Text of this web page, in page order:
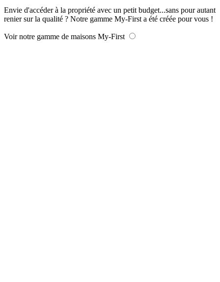
Envie d'accéder à la propriété avec un petit budget...sans pour autant
renier sur la qualité ? Notre gamme My-First a été créée pour vous !
Voir notre gamme de maisons My-First